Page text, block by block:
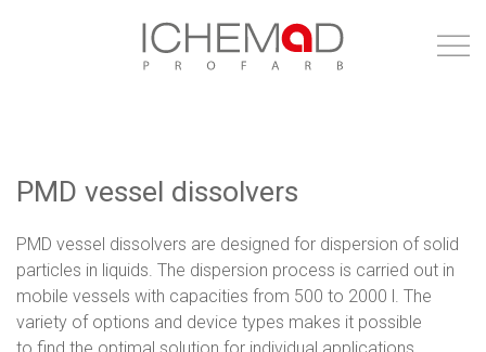
PMD vessel dissolvers
PMD vessel dissolvers are designed for dispersion of solid
particles in liquids. The dispersion process is carried out in
mobile vessels with capacities from 500 to 2000 l. The
variety of options and device types makes it possible